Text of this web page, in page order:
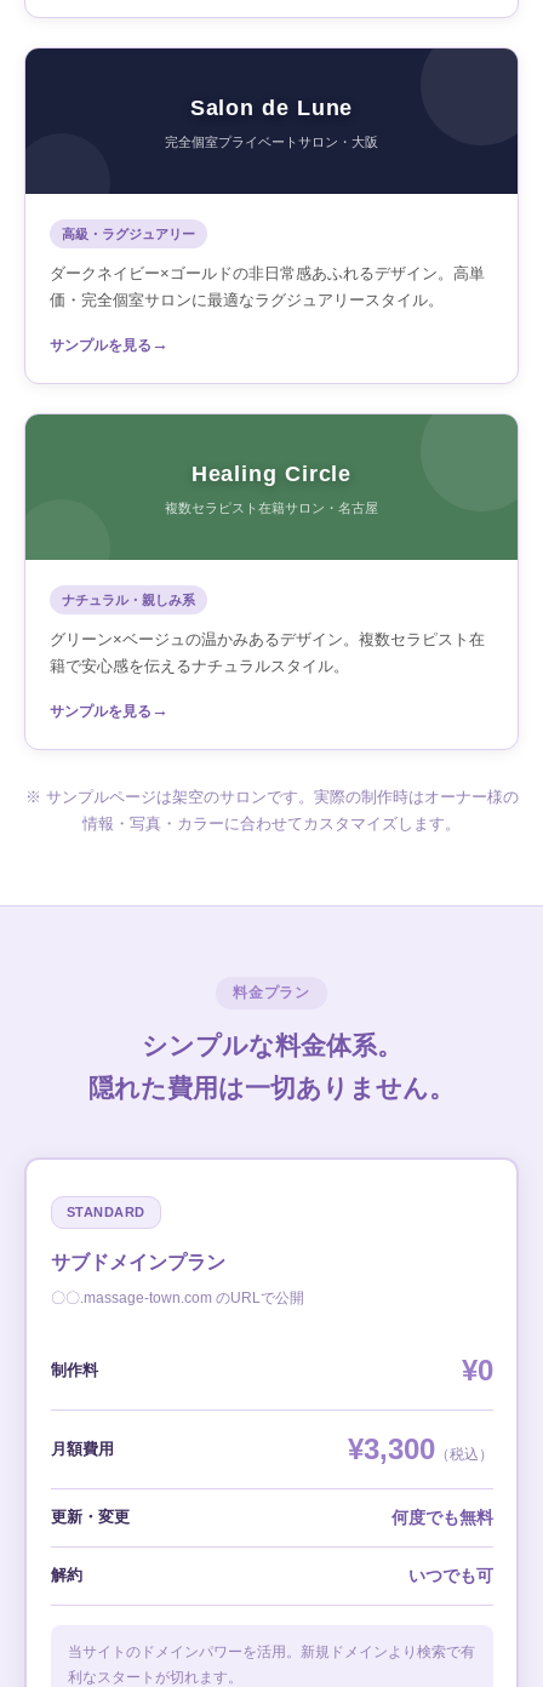
Salon de Lune
完全個室プライベートサロン・大阪
高級・ラグジュアリー
ダークネイビー×ゴールドの非日常感あふれるデザイン。高単
価・完全個室サロンに最適なラグジュアリースタイル。
サンプルを見る →
Healing Circle
複数セラピスト在籍サロン・名古屋
ナチュラル・親しみ系
グリーン×ベージュの温かみあるデザイン。複数セラピスト在
籍で安心感を伝えるナチュラルスタイル。
サンプルを見る →
※ サンプルページは架空のサロンです。実際の制作時はオーナー様の
情報・写真・カラーに合わせてカスタマイズします。
料金プラン
シンプルな料金体系。
隠れた費用は一切ありません。
STANDARD
サブドメインプラン
〇〇.massage-town.com のURLで公開
制作料 ¥0
月額費用 ¥3,300（税込）
更新・変更 何度でも無料
解約 いつでも可
当サイトのドメインパワーを活用。新規ドメインより検索で有
利なスタートが切れます。